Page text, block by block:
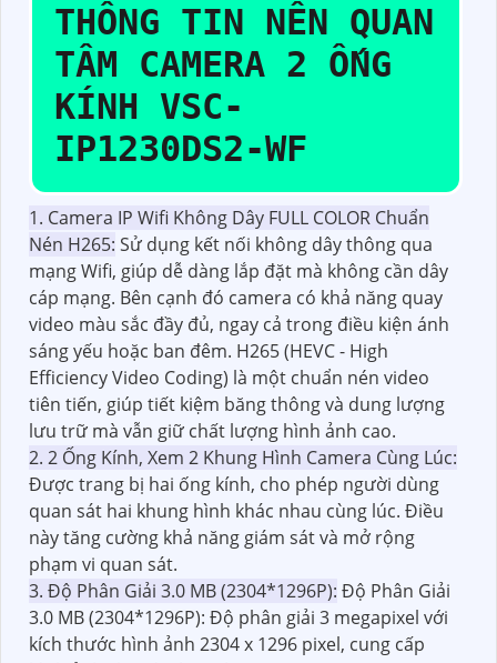
THÔNG TIN NÊN QUAN
TÂM CAMERA 2 ỐNG
KÍNH VSC-
IP1230DS2-WF
1. Camera IP Wifi Không Dây FULL COLOR Chuẩn
Nén H265: Sử dụng kết nối không dây thông qua
mạng Wifi, giúp dễ dàng lắp đặt mà không cần dây
cáp mạng. Bên cạnh đó camera có khả năng quay
video màu sắc đầy đủ, ngay cả trong điều kiện ánh
sáng yếu hoặc ban đêm. H265 (HEVC - High
Efficiency Video Coding) là một chuẩn nén video
tiên tiến, giúp tiết kiệm băng thông và dung lượng
lưu trữ mà vẫn giữ chất lượng hình ảnh cao.
2. 2 Ống Kính, Xem 2 Khung Hình Camera Cùng Lúc:
Được trang bị hai ống kính, cho phép người dùng
quan sát hai khung hình khác nhau cùng lúc. Điều
này tăng cường khả năng giám sát và mở rộng
phạm vi quan sát.
3. Độ Phân Giải 3.0 MB (2304*1296P): Độ Phân Giải
3.0 MB (2304*1296P): Độ phân giải 3 megapixel với
kích thước hình ảnh 2304 x 1296 pixel, cung cấp